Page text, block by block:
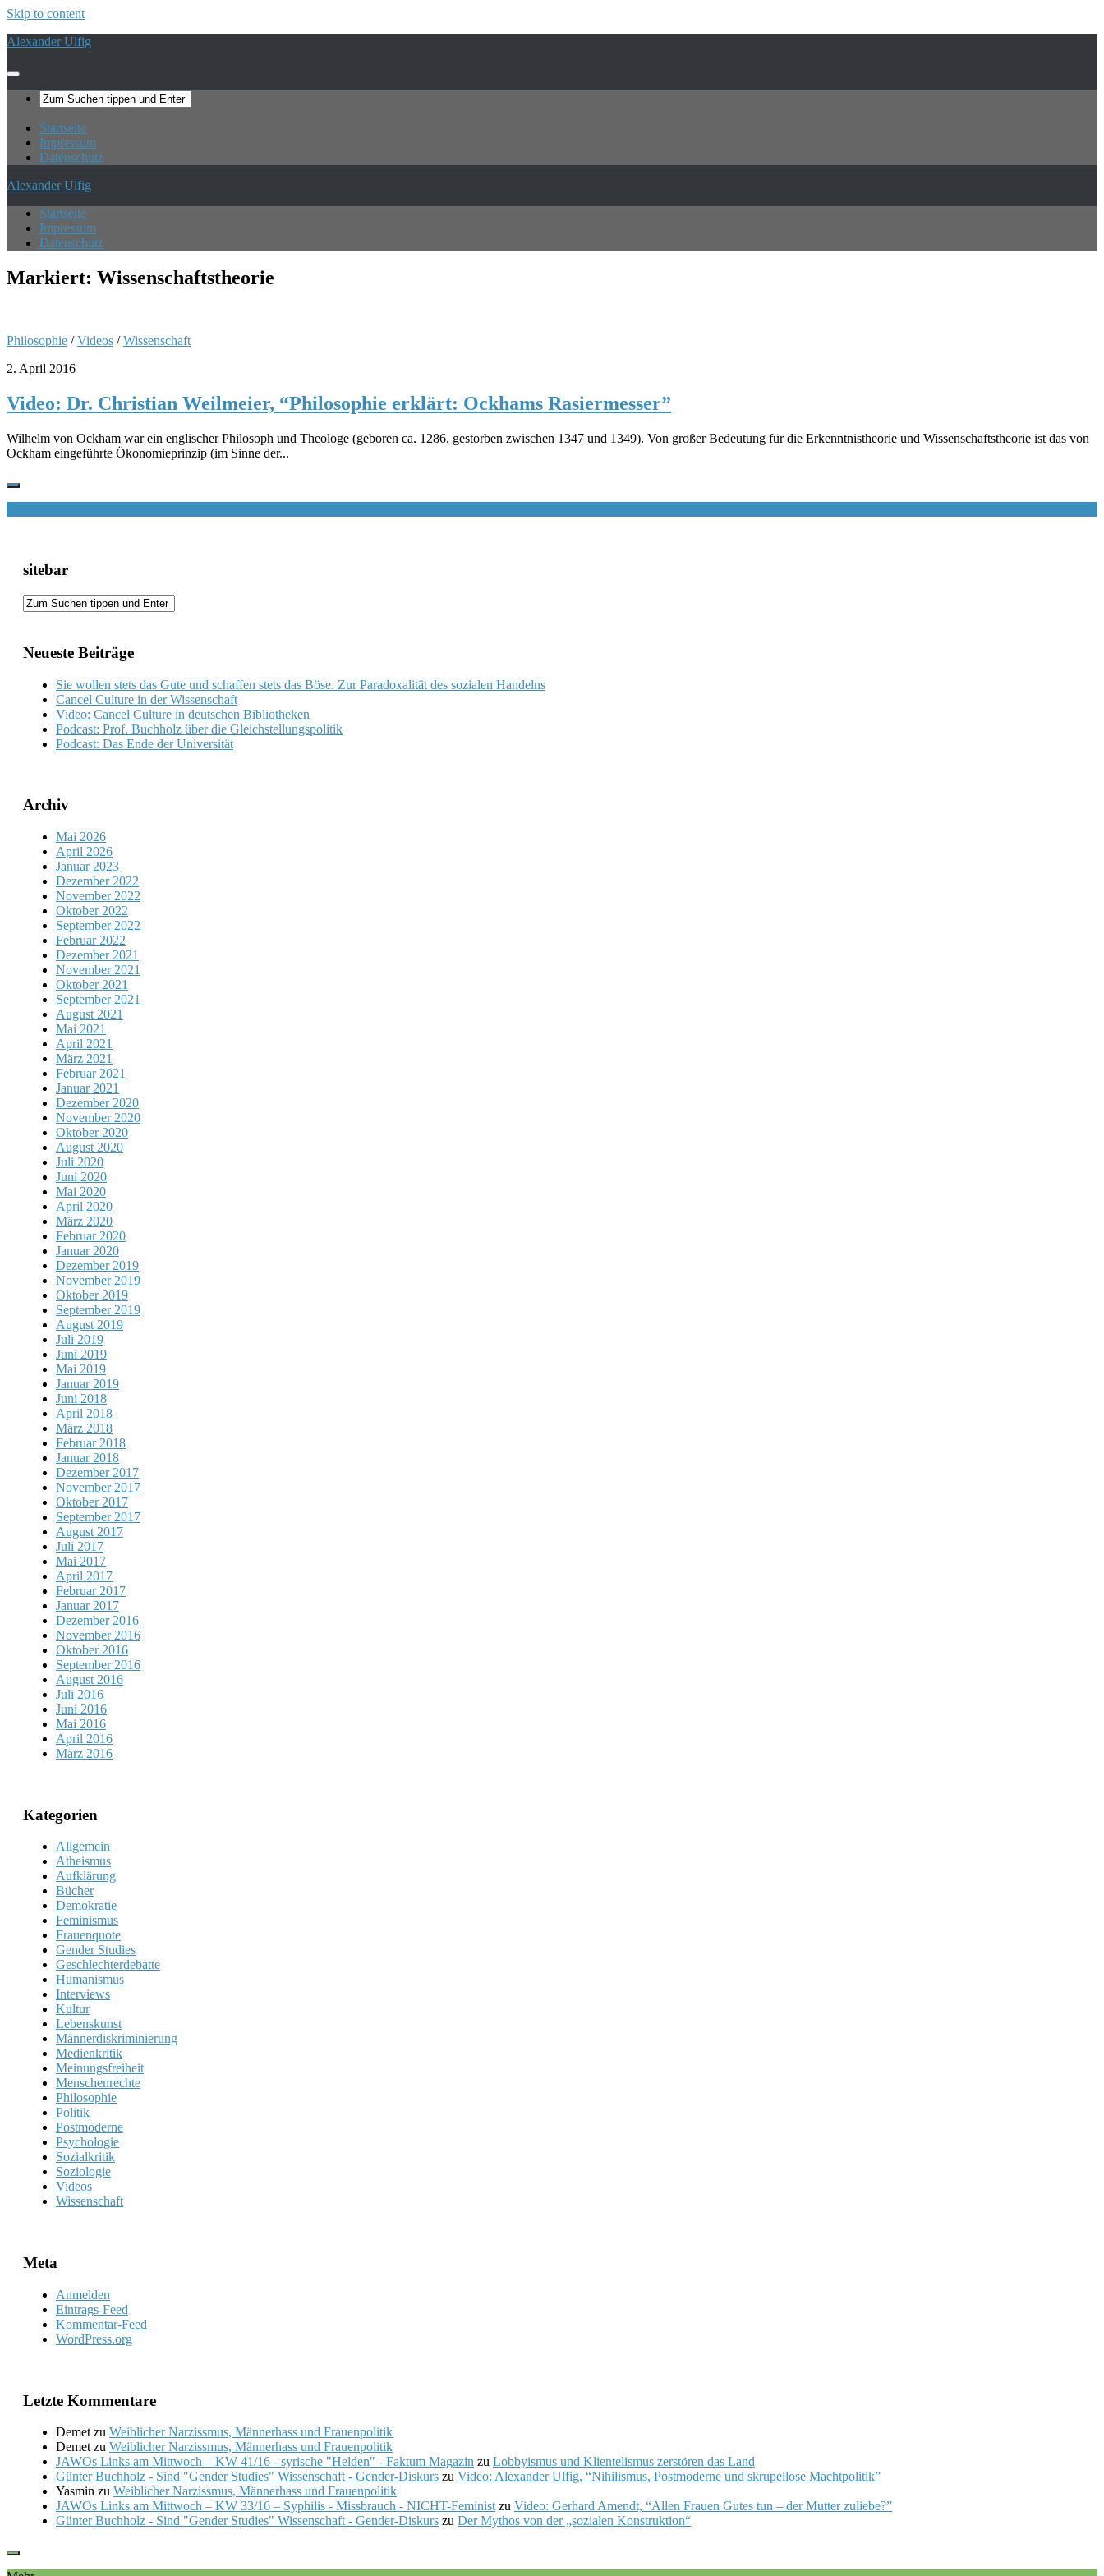
Skip to content
Alexander Ulfig
Startseite
Impressum
Datenschutz
Alexander Ulfig
Startseite
Impressum
Datenschutz
Markiert: Wissenschaftstheorie
Philosophie /Videos /Wissenschaft
2. April 2016
Video: Dr. Christian Weilmeier, “Philosophie erklärt: Ockhams Rasiermesser”
Wilhelm von Ockham war ein englischer Philosoph und Theologe (geboren ca. 1286, gestorben zwischen 1347 und 1349). Von großer Bedeutung für die Erkenntnistheorie und Wissenschaftstheorie ist das von
Ockham eingeführte Ökonomieprinzip (im Sinne der...
sitebar
Neueste Beiträge
Sie wollen stets das Gute und schaffen stets das Böse. Zur Paradoxalität des sozialen Handelns
Cancel Culture in der Wissenschaft
Video: Cancel Culture in deutschen Bibliotheken
Podcast: Prof. Buchholz über die Gleichstellungspolitik
Podcast: Das Ende der Universität
Archiv
Mai 2026
April 2026
Januar 2023
Dezember 2022
November 2022
Oktober 2022
September 2022
Februar 2022
Dezember 2021
November 2021
Oktober 2021
September 2021
August 2021
Mai 2021
April 2021
März 2021
Februar 2021
Januar 2021
Dezember 2020
November 2020
Oktober 2020
August 2020
Juli 2020
Juni 2020
Mai 2020
April 2020
März 2020
Februar 2020
Januar 2020
Dezember 2019
November 2019
Oktober 2019
September 2019
August 2019
Juli 2019
Juni 2019
Mai 2019
Januar 2019
Juni 2018
April 2018
März 2018
Februar 2018
Januar 2018
Dezember 2017
November 2017
Oktober 2017
September 2017
August 2017
Juli 2017
Mai 2017
April 2017
Februar 2017
Januar 2017
Dezember 2016
November 2016
Oktober 2016
September 2016
August 2016
Juli 2016
Juni 2016
Mai 2016
April 2016
März 2016
Kategorien
Allgemein
Atheismus
Aufklärung
Bücher
Demokratie
Feminismus
Frauenquote
Gender Studies
Geschlechterdebatte
Humanismus
Interviews
Kultur
Lebenskunst
Männerdiskriminierung
Medienkritik
Meinungsfreiheit
Menschenrechte
Philosophie
Politik
Postmoderne
Psychologie
Sozialkritik
Soziologie
Videos
Wissenschaft
Meta
Anmelden
Eintrags-Feed
Kommentar-Feed
WordPress.org
Letzte Kommentare
Demet zu Weiblicher Narzissmus, Männerhass und Frauenpolitik
Demet zu Weiblicher Narzissmus, Männerhass und Frauenpolitik
JAWOs Links am Mittwoch – KW 41/16 - syrische "Helden" - Faktum Magazin zu Lobbyismus und Klientelismus zerstören das Land
Günter Buchholz - Sind "Gender Studies" Wissenschaft - Gender-Diskurs zu Video: Alexander Ulfig, “Nihilismus, Postmoderne und skrupellose Machtpolitik”
Yasmin zu Weiblicher Narzissmus, Männerhass und Frauenpolitik
JAWOs Links am Mittwoch – KW 33/16 – Syphilis - Missbrauch - NICHT-Feminist zu Video: Gerhard Amendt, “Allen Frauen Gutes tun – der Mutter zuliebe?”
Günter Buchholz - Sind "Gender Studies" Wissenschaft - Gender-Diskurs zu Der Mythos von der „sozialen Konstruktion“